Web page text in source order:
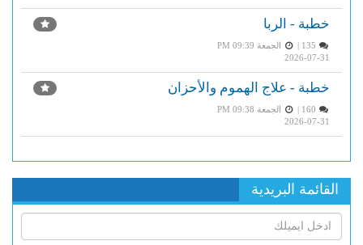
خطبة - الربا
الجمعة PM 09:39
2026-07-31
خطبة - علاج الهموم والأحزان
الجمعة PM 09:38
2026-07-31
القائمة البريدية